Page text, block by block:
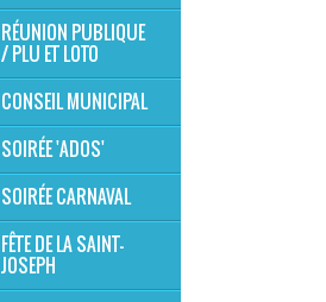
RÉUNION PUBLIQUE
/ PLU ET LOTO
CONSEIL MUNICIPAL
SOIRÉE 'ADOS'
SOIRÉE CARNAVAL
FÊTE DE LA SAINT-
JOSEPH